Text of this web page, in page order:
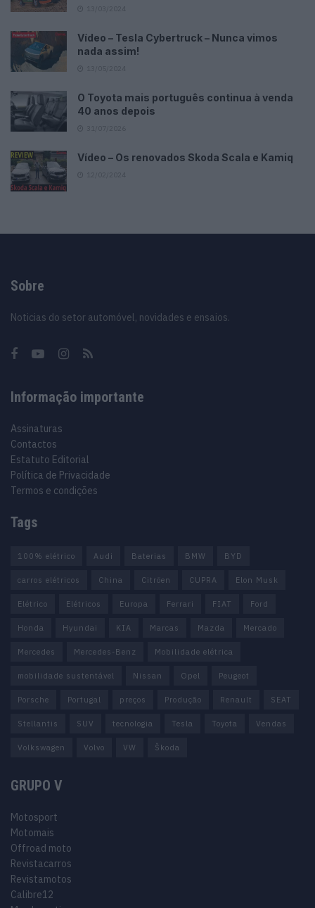
Vídeo – Tesla Cybertruck – Nunca vimos
nada assim!
O Toyota mais português continua à venda
40 anos depois
Vídeo – Os renovados Skoda Scala e Kamiq
Sobre
Noticias do setor automóvel, novidades e ensaios.
Informação importante
Assinaturas
Contactos
Estatuto Editorial
Política de Privacidade
Termos e condições
Tags
100% elétrico Audi Baterias BMW BYD
carros elétricos China Citröen CUPRA Elon Musk
Elétrico Elétricos Europa Ferrari FIAT Ford
Honda Hyundai KIA Marcas Mazda Mercado
Mercedes Mercedes-Benz Mobilidade elétrica
mobilidade sustentável Nissan Opel Peugeot
Porsche Portugal preços Produção Renault SEAT
Stellantis SUV tecnologia Tesla Toyota Vendas
Volkswagen Volvo VW Škoda
GRUPO V
Motosport
Motomais
Offroad moto
Revistacarros
Revistamotos
Calibre12